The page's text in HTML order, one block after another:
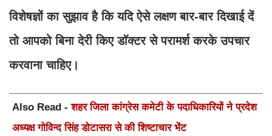
विशेषज्ञों का सुझाव है कि यदि ऐसे लक्षण बार-बार दिखाई दें
तो आपको बिना देरी किए डॉक्टर से परामर्श करके उपचार
करवाना चाहिए।
Also Read -शहर जिला कांग्रेस कमेटी के पदाधिकारियों ने प्रदेश
अध्यक्ष गोविन्द सिंह डोटासरा से की शिष्टाचार भेंट